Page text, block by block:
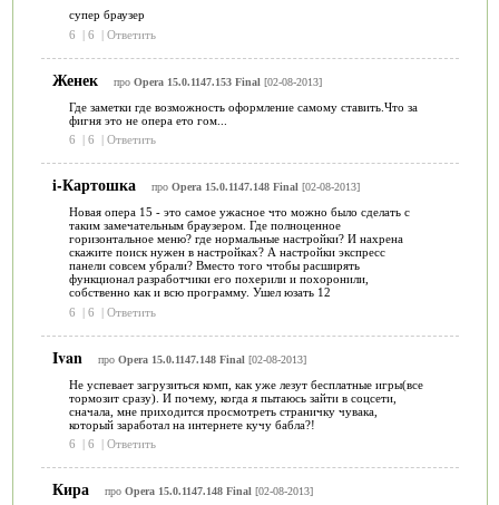
супер браузер
6
| 6 | Ответить
Женек про Opera 15.0.1147.153 Final [02-08-2013]
Где заметки где возможность оформление самому ставить.Что за
фигня это не опера ето гом...
6
| 6 | Ответить
i-Картошка про Opera 15.0.1147.148 Final [02-08-2013]
Новая опера 15 - это самое ужасное что можно было сделать с
таким замечательным браузером. Где полноценное
горизонтальное меню? где нормальные настройки? И нахрена
скажите поиск нужен в настройках? А настройки экспресс
панели совсем убрали? Вместо того чтобы расширять
функционал разработчики его похерили и похоронили,
собственно как и всю программу. Ушел юзать 12
6
| 6 | Ответить
Ivan про Opera 15.0.1147.148 Final [02-08-2013]
Не успевает загрузиться комп, как уже лезут бесплатные игры(все
тормозит сразу). И почему, когда я пытаюсь зайти в соцсети,
сначала, мне приходится просмотреть страничку чувака,
который заработал на интернете кучу бабла?!
6
| 6 | Ответить
Кира про Opera 15.0.1147.148 Final [02-08-2013]